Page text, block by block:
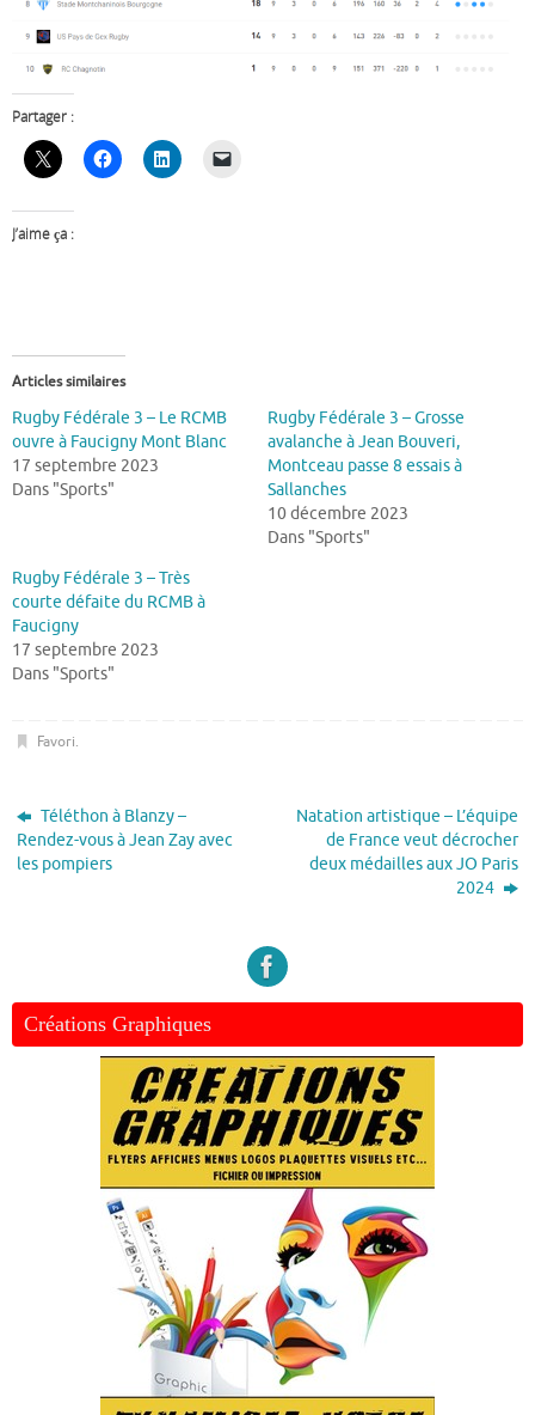
Partager :
J’aime ça :
Articles similaires
Rugby Fédérale 3 – Le RCMB
ouvre à Faucigny Mont Blanc
17 septembre 2023
Dans "Sports"
Rugby Fédérale 3 – Grosse
avalanche à Jean Bouveri,
Montceau passe 8 essais à
Sallanches
10 décembre 2023
Dans "Sports"
Rugby Fédérale 3 – Très
courte défaite du RCMB à
Faucigny
17 septembre 2023
Dans "Sports"
Favori.
Téléthon à Blanzy –
Rendez-vous à Jean Zay avec
les pompiers
Natation artistique – L’équipe
de France veut décrocher
deux médailles aux JO Paris
2024
Créations Graphiques